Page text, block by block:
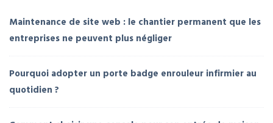
Maintenance de site web : le chantier permanent que les
entreprises ne peuvent plus négliger
Pourquoi adopter un porte badge enrouleur infirmier au
quotidien ?